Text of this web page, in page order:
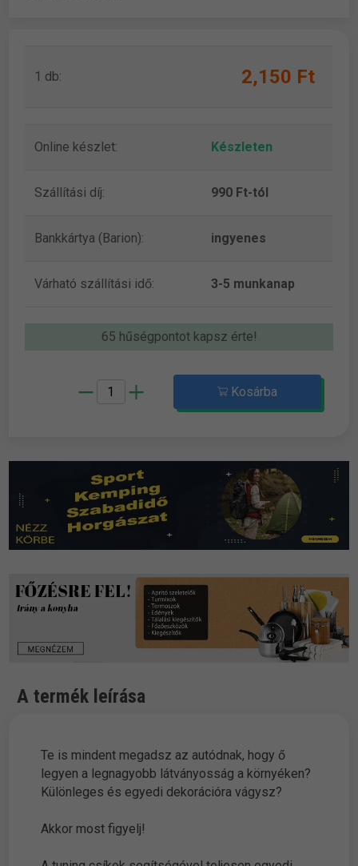
1 db: 2,150 Ft
Online készlet: Készleten
Szállítási díj: 990 Ft-tól
Bankkártya (Barion): ingyenes
Várható szállítási idő: 3-5 munkanap
65 hűségpontot kapsz érte!
Kosárba
A termék leírása
Te is mindent megadsz az autódnak, hogy ő
legyen a legnagyobb látványosság a környéken?
Különleges és egyedi dekorációra vágysz?
Akkor most figyelj!